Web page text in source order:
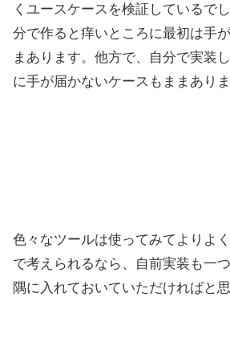
くユースケースを検証しているで
分で作ると痒いところに最初は手
まあります。他方で、自分で実装
に手が届かないケースもままありま
色々なツールは使ってみてよりよ
で考えられるなら、自前実装も一
隅に入れておいていただければと思